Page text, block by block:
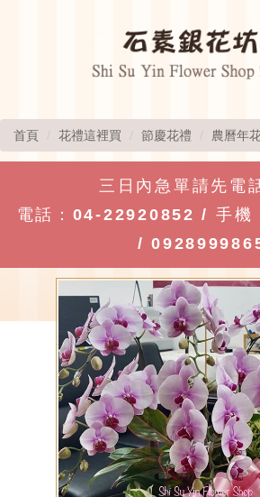
首頁 花禮這裡買 節慶花禮 農曆年
三日內急單請先電
電話： 04-22920852 / 手機
/